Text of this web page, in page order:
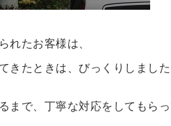
れたお客様は、
きたときは、びっくりしました
まで、丁寧な対応をしてもら